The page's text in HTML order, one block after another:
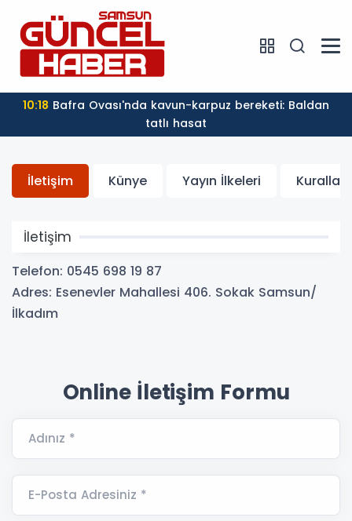
10:18
tatlı hasat
İletişim Künye Yayın İlkeleri Kurallar
İletişim
Telefon: 0545 698 19 87
Adres: Esenevler Mahallesi 406. Sokak Samsun/
İlkadım
Online İletişim Formu
Adınız *
E-Posta Adresiniz *